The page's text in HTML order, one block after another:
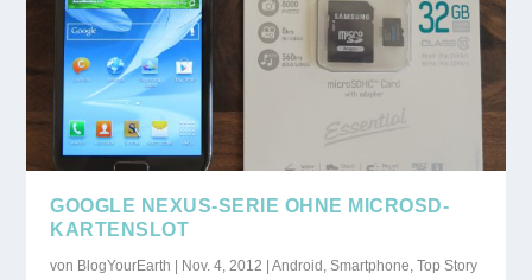
GOOGLE NEXUS-SERIE OHNE MICROSD-
KARTENSLOT
von BlogYourEarth | Nov. 4, 2012 |Android ,Smartphone ,Top Story